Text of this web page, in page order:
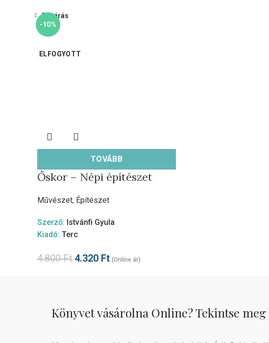
-10%
ELFOGYOTT
TOVÁBB
Bezárás
Őskor – Népi építészet
Művészet, Építészet
Szerző: Istvánfi Gyula
Kiadó: Terc
4.800Ft 4.320 Ft (Online ár)
Könyvet vásárolna Online? Tekintse